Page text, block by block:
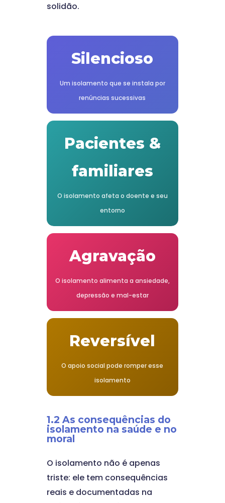
solidão.
Silencioso
Um isolamento que se instala por
renúncias sucessivas
Pacientes &
familiares
O isolamento afeta o doente e seu
entorno
Agravação
O isolamento alimenta a ansiedade,
depressão e mal-estar
Reversível
O apoio social pode romper esse
isolamento
1.2 As consequências do
isolamento na saúde e no
moral
O isolamento não é apenas
triste: ele tem consequências
reais e documentadas na